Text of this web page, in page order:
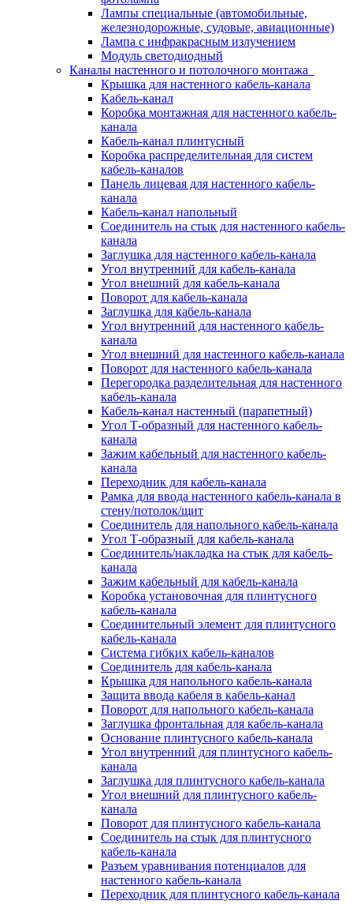
Лампы специальные (автомобильные,
железнодорожные, судовые, авиационные)
Лампа с инфракрасным излучением
Модуль светодиодный
Каналы настенного и потолочного монтажа
Крышка для настенного кабель-канала
Кабель-канал
Коробка монтажная для настенного кабель-
канала
Кабель-канал плинтусный
Коробка распределительная для систем
кабель-каналов
Панель лицевая для настенного кабель-
канала
Кабель-канал напольный
Соединитель на стык для настенного кабель-
канала
Заглушка для настенного кабель-канала
Угол внутренний для кабель-канала
Угол внешний для кабель-канала
Поворот для кабель-канала
Заглушка для кабель-канала
Угол внутренний для настенного кабель-
канала
Угол внешний для настенного кабель-канала
Поворот для настенного кабель-канала
Перегородка разделительная для настенного
кабель-канала
Кабель-канал настенный (парапетный)
Угол Т-образный для настенного кабель-
канала
Зажим кабельный для настенного кабель-
канала
Переходник для кабель-канала
Рамка для ввода настенного кабель-канала в
стену/потолок/щит
Соединитель для напольного кабель-канала
Угол Т-образный для кабель-канала
Соединитель/накладка на стык для кабель-
канала
Зажим кабельный для кабель-канала
Коробка установочная для плинтусного
кабель-канала
Соединительный элемент для плинтусного
кабель-канала
Система гибких кабель-каналов
Соединитель для кабель-канала
Крышка для напольного кабель-канала
Защита ввода кабеля в кабель-канал
Поворот для напольного кабель-канала
Заглушка фронтальная для кабель-канала
Основание плинтусного кабель-канала
Угол внутренний для плинтусного кабель-
канала
Заглушка для плинтусного кабель-канала
Угол внешний для плинтусного кабель-
канала
Поворот для плинтусного кабель-канала
Соединитель на стык для плинтусного
кабель-канала
Разъем уравнивания потенциалов для
настенного кабель-канала
Переходник для плинтусного кабель-канала